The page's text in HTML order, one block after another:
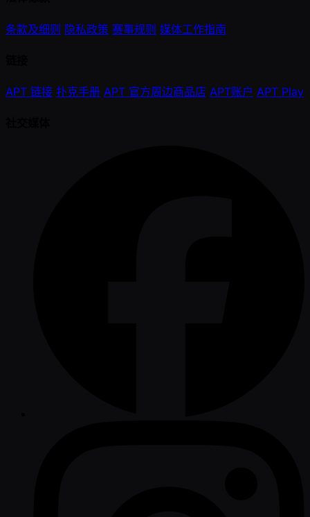
条款及细则 隐私政策 赛事规则 媒体工作指南
APT 链接 扑克手册 APT 官方周边商品店 APT账户 APT Play